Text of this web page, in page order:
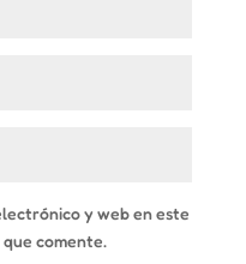
y web en este
comente.